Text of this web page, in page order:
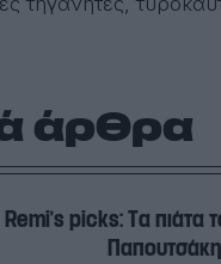
άρθρα
Remi’s picks: Tα
Παπουτσάκη